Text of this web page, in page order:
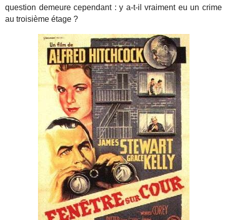
question demeure cependant : y a-t-il vraiment eu un crime
au troisième étage ?